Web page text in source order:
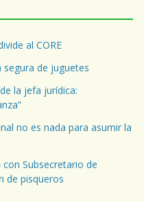
al CORE
segura de juguetes
la jefa jurídica:
no es nada para asumir la
Subsecretario de
de pisqueros